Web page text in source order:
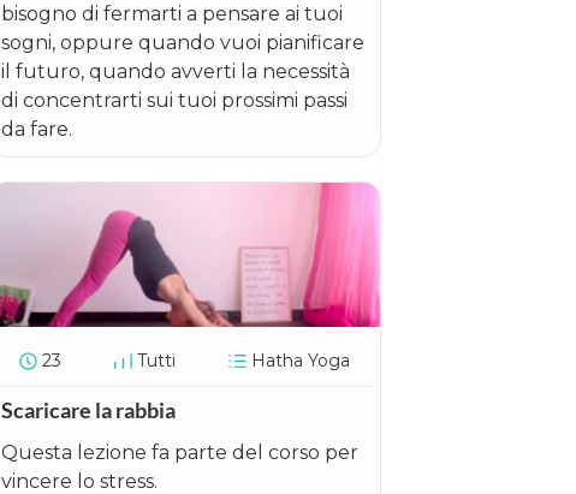
bisogno di fermarti a pensare ai tuoi
sogni, oppure quando vuoi pianificare
il futuro, quando avverti la necessità
di concentrarti sui tuoi prossimi passi
da fare.
23 Tutti Hatha Yoga
Scaricare la rabbia
Questa lezione fa parte del corso per
vincere lo stress.